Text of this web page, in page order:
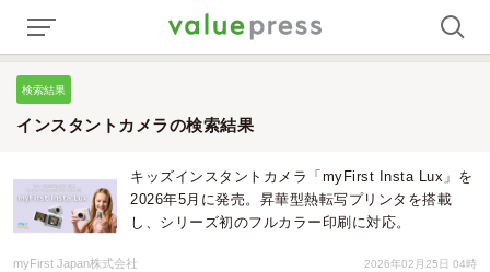
検索結果
インスタントカメラの検索結果
キッズインスタントカメラ「myFirst Insta Lux」を
2026年5月に発売。昇華型熱転写プリンタを搭載
し、シリーズ初のフルカラー印刷に対応。
myFirst Japan株式会社 2026年02月25日 04時